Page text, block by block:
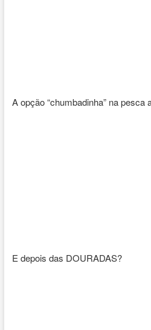
A opção “chumbadinha” na
E depois das DOURADAS?